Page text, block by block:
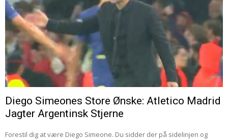
Diego Simeones Store Ønske: Atletico Madrid
Jagter Argentinsk Stjerne
Forestil dig at være Diego Simeone. Du sidder der på sidelinjen og